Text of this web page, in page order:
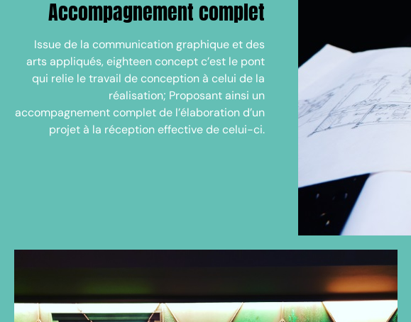
Accompagnement complet
Issue de la communication graphique et des
arts appliqués, eighteen concept c’est le pont
qui relie le travail de conception à celui de la
réalisation; Proposant ainsi un
accompagnement complet de l’élaboration d’un
projet à la réception effective de celui-ci.